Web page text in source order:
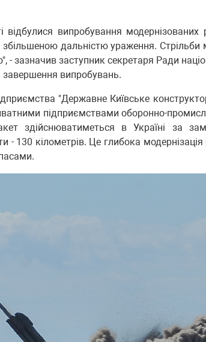
відбулися випробування модернізованих
дальністю ураження. Стрільби
- зазначив заступник секретаря Ради
завершення випробувань.
"Державне Київське
підприємствами оборонно-
здійснюватиметься в Україні за
- 130 кілометрів. Це глибока